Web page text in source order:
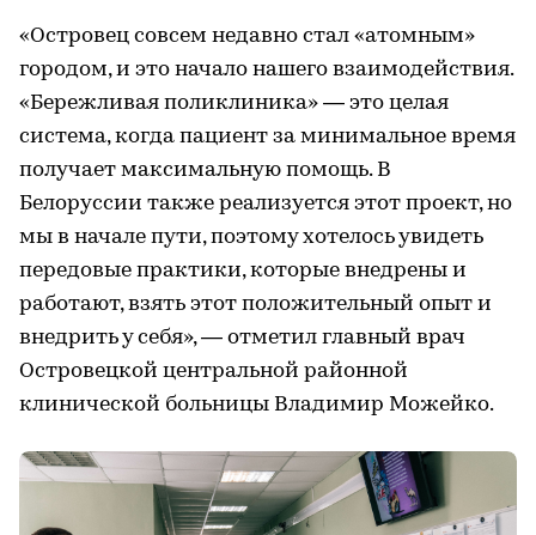
«Островец совсем недавно стал «атомным»
городом, и это начало нашего взаимодействия.
«Бережливая поликлиника» — это целая
система, когда пациент за минимальное время
получает максимальную помощь. В
Белоруссии также реализуется этот проект, но
мы в начале пути, поэтому хотелось увидеть
передовые практики, которые внедрены и
работают, взять этот положительный опыт и
внедрить у себя», — отметил главный врач
Островецкой центральной районной
клинической больницы Владимир Можейко.